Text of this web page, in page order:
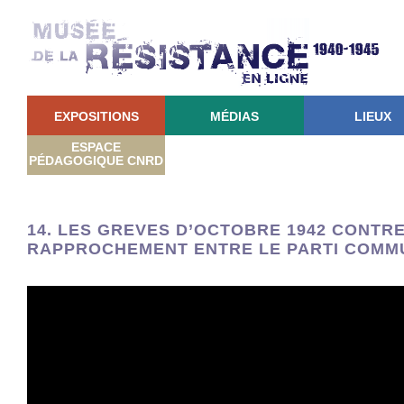
EXPOSITIONS MÉDIAS LIEUX
ESPACE
PÉDAGOGIQUE CNRD
14. LES GREVES D’OCTOBRE 1942
RAPPROCHEMENT ENTRE LE PARTI